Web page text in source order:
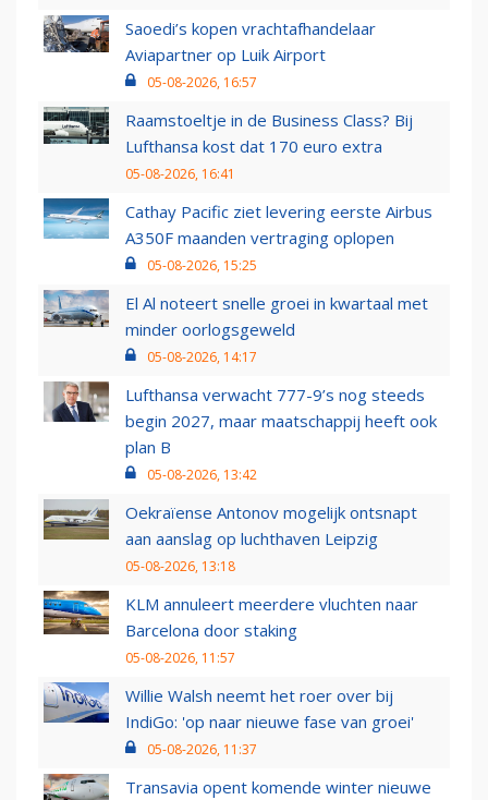
Saoedi’s kopen vrachtafhandelaar
Aviapartner op Luik Airport
05-08-2026, 16:57
Raamstoeltje in de Business Class? Bij
Lufthansa kost dat 170 euro extra
05-08-2026, 16:41
Cathay Pacific ziet levering eerste Airbus
A350F maanden vertraging oplopen
05-08-2026, 15:25
El Al noteert snelle groei in kwartaal met
minder oorlogsgeweld
05-08-2026, 14:17
Lufthansa verwacht 777-9’s nog steeds
begin 2027, maar maatschappij heeft ook
plan B
05-08-2026, 13:42
Oekraïense Antonov mogelijk ontsnapt
aan aanslag op luchthaven Leipzig
05-08-2026, 13:18
KLM annuleert meerdere vluchten naar
Barcelona door staking
05-08-2026, 11:57
Willie Walsh neemt het roer over bij
IndiGo: 'op naar nieuwe fase van groei'
05-08-2026, 11:37
Transavia opent komende winter nieuwe